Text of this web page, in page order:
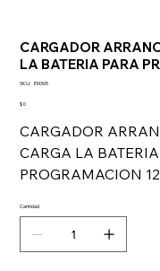
CARGADOR
LA BATERIA PARA
SKU: SKU
EM365
Precio
$ 0
CARGADOR
CARGA LA
PROGRAMACION
Cantidad